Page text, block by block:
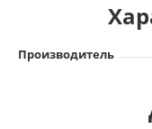
Производитель